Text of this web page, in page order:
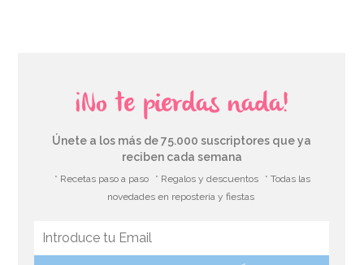
¡No te pierdas nada!
Únete a los más de 75.000 suscriptores que ya
reciben cada semana
* Recetas paso a paso * Regalos y descuentos
* Todas las
novedades en repostería y fiestas